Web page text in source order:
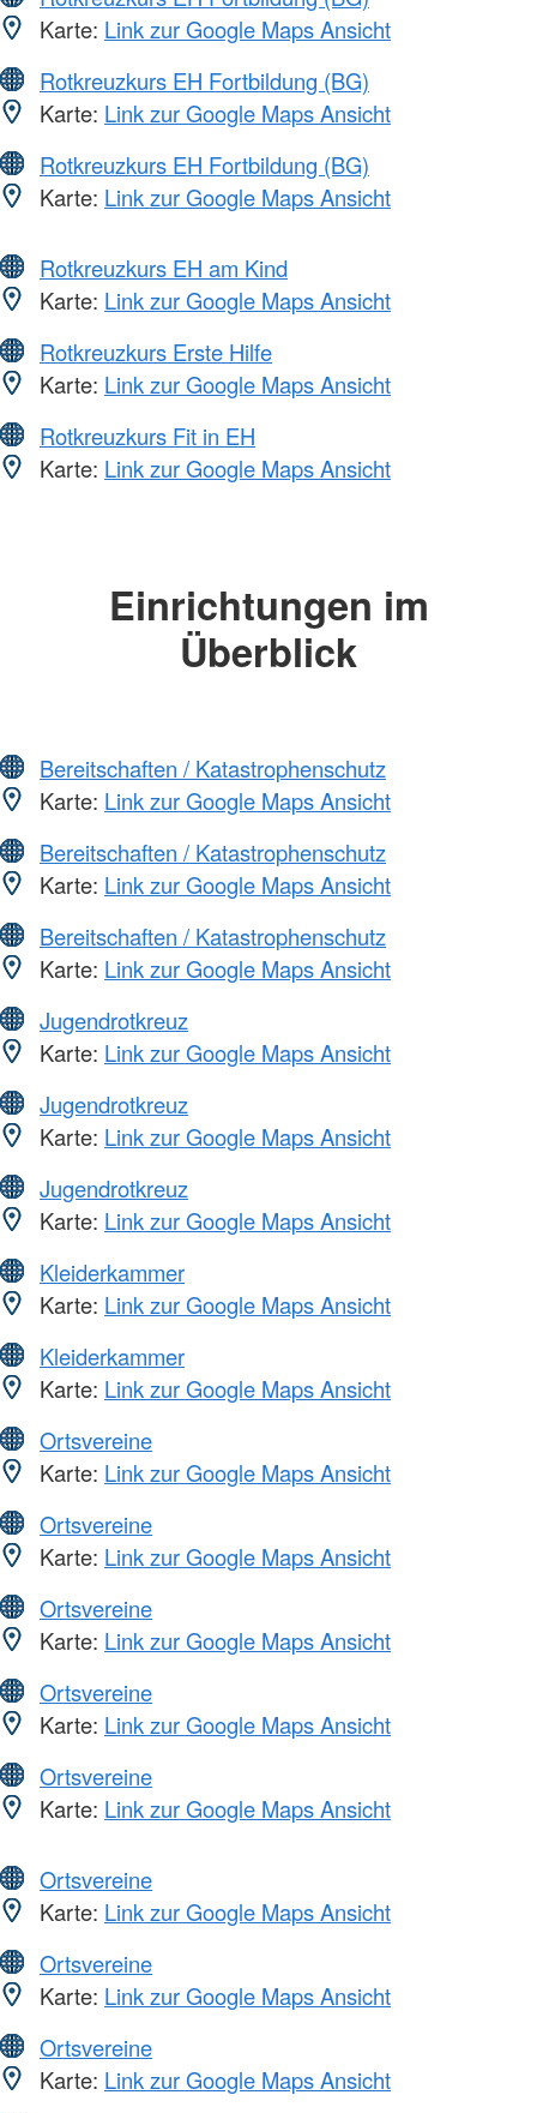
Karte: Link zur Google Maps Ansicht
Rotkreuzkurs EH Fortbildung (BG)
Karte: Link zur Google Maps Ansicht
Rotkreuzkurs EH Fortbildung (BG)
Karte: Link zur Google Maps Ansicht
Rotkreuzkurs EH am Kind
Karte: Link zur Google Maps Ansicht
Rotkreuzkurs Erste Hilfe
Karte: Link zur Google Maps Ansicht
Rotkreuzkurs Fit in EH
Karte: Link zur Google Maps Ansicht
Einrichtungen im
Überblick
Bereitschaften / Katastrophenschutz
Karte: Link zur Google Maps Ansicht
Bereitschaften / Katastrophenschutz
Karte: Link zur Google Maps Ansicht
Bereitschaften / Katastrophenschutz
Karte: Link zur Google Maps Ansicht
Jugendrotkreuz
Karte: Link zur Google Maps Ansicht
Jugendrotkreuz
Karte: Link zur Google Maps Ansicht
Jugendrotkreuz
Karte: Link zur Google Maps Ansicht
Kleiderkammer
Karte: Link zur Google Maps Ansicht
Kleiderkammer
Karte: Link zur Google Maps Ansicht
Ortsvereine
Karte: Link zur Google Maps Ansicht
Ortsvereine
Karte: Link zur Google Maps Ansicht
Ortsvereine
Karte: Link zur Google Maps Ansicht
Ortsvereine
Karte: Link zur Google Maps Ansicht
Ortsvereine
Karte: Link zur Google Maps Ansicht
Ortsvereine
Karte: Link zur Google Maps Ansicht
Ortsvereine
Karte: Link zur Google Maps Ansicht
Ortsvereine
Karte: Link zur Google Maps Ansicht